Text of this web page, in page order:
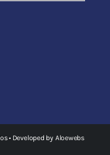
• Developed by Aloewebs